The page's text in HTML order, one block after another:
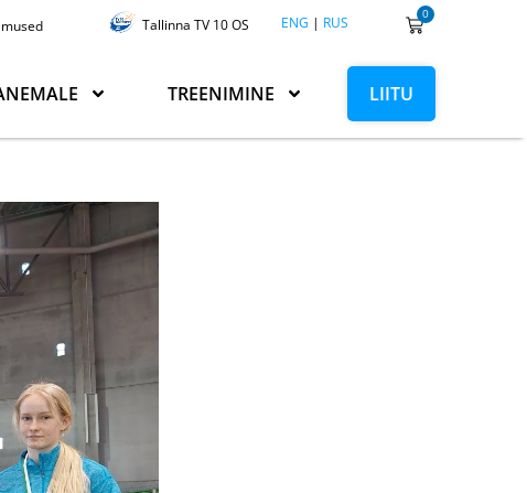
Tallinna TV 10 OS ENG | RUS 0
TREENIMINE LIITU